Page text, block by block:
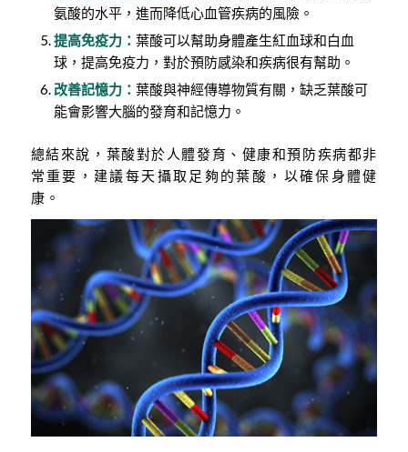
氨酸的水平，進而降低心血管疾病的風險。
提高免疫力： 葉酸可以幫助身體產生紅血球和白血
球，提高免疫力，對於預防感染和疾病很有幫助。
改善記憶力： 葉酸與神經傳導物質有關，缺乏葉酸可
能會影響大腦的發育和記憶力。
總結來說，葉酸對於人體發育、健康和預防疾病都非
常重要，建議每天攝取足夠的葉酸，以確保身體健
康。